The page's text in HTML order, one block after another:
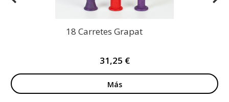
18 Carretes Grapat
31,25 €
Más